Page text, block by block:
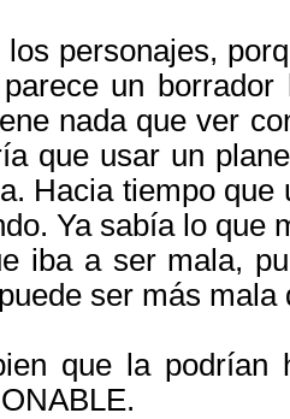
los personajes,
un
nada que ver
que usar un
Hacia tiempo
Ya sabía lo que
iba a ser mala,
ser más mala
que la podrían